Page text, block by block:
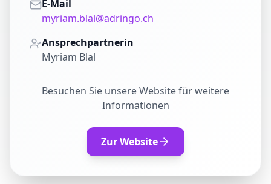
E-Mail
myriam.blal@adringo.ch
Ansprechpartnerin
Myriam Blal
Besuchen Sie unsere Website für weitere
Informationen
Zur Website